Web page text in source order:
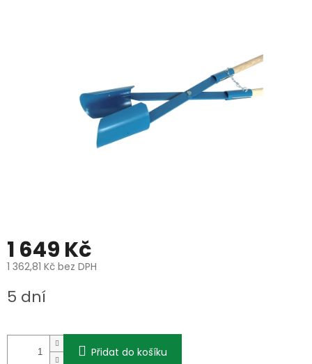
1 649 Kč
1 362,81 Kč bez DPH
cena:
5 dní
Přidat do košíku